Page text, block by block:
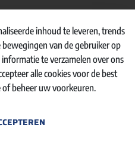
DE TRATAMIENTO
inhoud te leveren, trends
bewegingen van de gebruiker op
te verzamelen over ons
alle cookies voor de best
beheer uw voorkeuren.